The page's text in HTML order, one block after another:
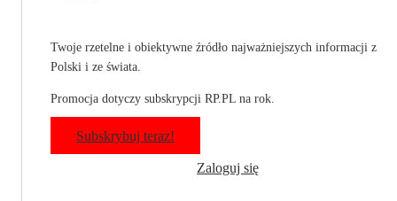
Twoje rzetelne i obiektywne źródło najważniejszych informacji z
Polski i ze świata.
Promocja dotyczy subskrypcji RP.PL na rok.
Subskrybuj teraz!
Zaloguj się